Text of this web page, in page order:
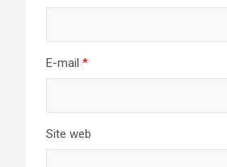
E-mail *
Site web